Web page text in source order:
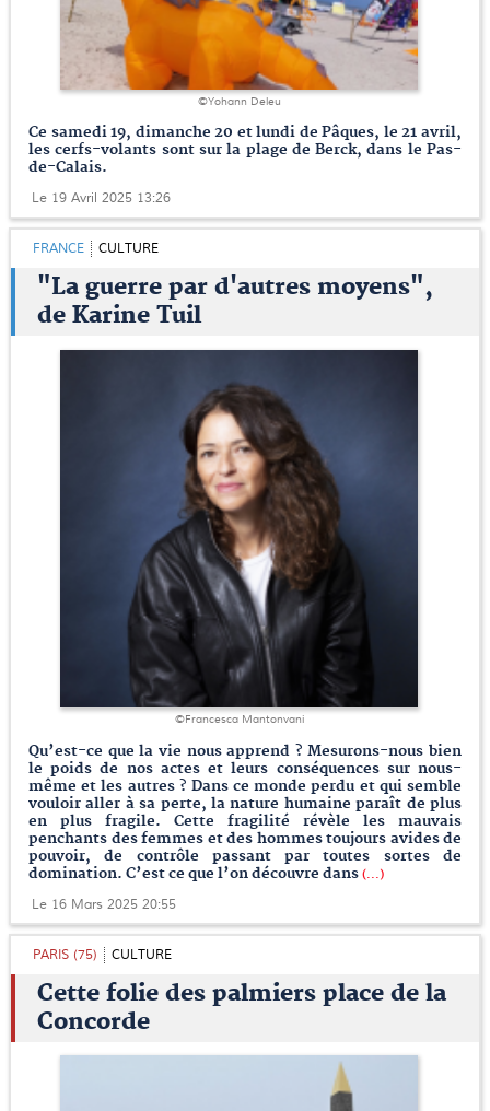
©Yohann Deleu
Ce samedi 19, dimanche 20 et lundi de Pâques, le 21 avril,
les cerfs-volants sont sur la plage de Berck, dans le Pas-
de-Calais.
Le 19 Avril 2025 13:26
FRANCE CULTURE
"La guerre par d'autres moyens",
de Karine Tuil
©Francesca Mantonvani
Qu’est-ce que la vie nous apprend ? Mesurons-nous bien
le poids de nos actes et leurs conséquences sur nous-
même et les autres ? Dans ce monde perdu et qui semble
vouloir aller à sa perte, la nature humaine paraît de plus
en plus fragile. Cette fragilité révèle les mauvais
penchants des femmes et des hommes toujours avides de
pouvoir, de contrôle passant par toutes sortes de
domination. C’est ce que l’on découvre dans (...)
Le 16 Mars 2025 20:55
PARIS (75) CULTURE
Cette folie des palmiers place de la
Concorde